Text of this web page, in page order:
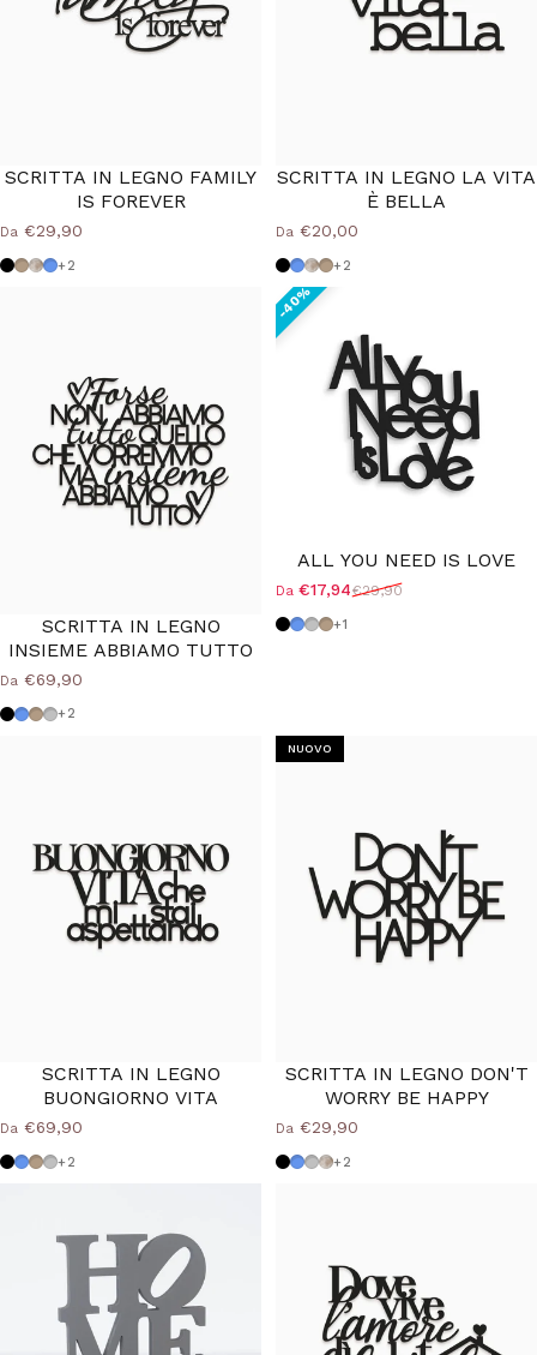
SCRITTA IN LEGNO FAMILY
IS FOREVER
Da €29,90
Nero
Tortora
Shabby
Azzurro Polvere
+2
SCRITTA IN LEGNO LA VITA
È BELLA
Da €20,00
Nero
Azzurro Polvere
Shabby
Tortora
+2
SCRITTA IN LEGNO
INSIEME ABBIAMO TUTTO
Da €69,90
Nero
Azzurro Polvere
Tortora
Grigio Medio
+2
ALL YOU NEED IS LOVE
Prezzo scontato
Da €17,94
Prezzo di listino
€29,90
Nero
Azzurro Polvere
Grigio Medio
Tortora
+1
SCRITTA IN LEGNO
BUONGIORNO VITA
Da €69,90
Nero
Azzurro Polvere
Tortora
Grigio Medio
+2
NUOVO
SCRITTA IN LEGNO DON'T
WORRY BE HAPPY
Da €29,90
Nero
Azzurro Polvere
Grigio Medio
Shabby
+2